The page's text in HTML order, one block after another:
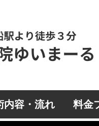
内容・流れ 料金